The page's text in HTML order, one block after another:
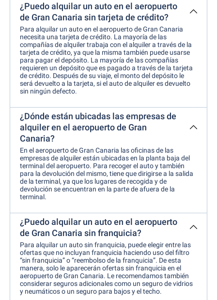
¿Puedo alquilar un auto en el aeropuerto
de Gran Canaria sin tarjeta de crédito?
Para alquilar un auto en el aeropuerto de Gran Canaria
necesita una tarjeta de crédito. La mayoría de las
compañías de alquiler trabaja con el alquiler a través de la
tarjeta de crédito, ya que la misma también puede usarse
para pagar el depósito. La mayoría de las compañías
requieren un depósito que es pagado a través de la tarjeta
de crédito. Después de su viaje, el monto del depósito le
será devuelto a la tarjeta, si el auto de alquiler es devuelto
sin ningún defecto.
¿Dónde están ubicadas las empresas de
alquiler en el aeropuerto de Gran
Canaria?
En el aeropuerto de Gran Canaria las oficinas de las
empresas de alquiler están ubicadas en la planta baja del
terminal del aeropuerto. Para recoger el auto y también
para la devolución del mismo, tiene que dirigirse a la salida
de la terminal, ya que los lugares de recogida y de
devolución se encuentran en la parte de afuera de la
terminal.
¿Puedo alquilar un auto en el aeropuerto
de Gran Canaria sin franquicia?
Para alquilar un auto sin franquicia, puede elegir entre las
ofertas que no incluyan franquicia haciendo uso del filtro
“sin franquicia” o “reembolso de la franquicia”. De esta
manera, solo le aparecerán ofertas sin franquicia en el
aeropuerto de Gran Canaria. Le recomendamos también
considerar seguros adicionales como un seguro de vidrios
y neumáticos o un seguro para bajos y el techo.